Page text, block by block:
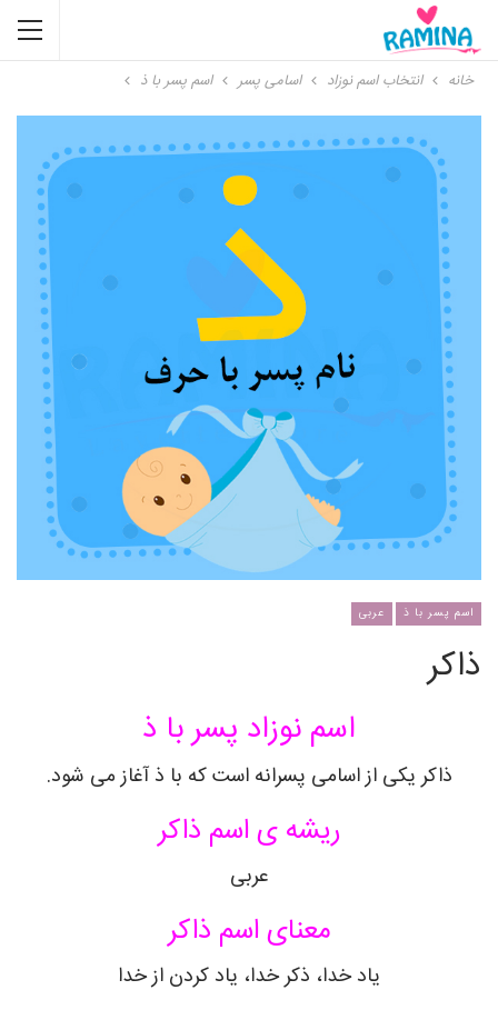
خانه انتخاب اسم نوزاد اسامی پسر اسم پسر با ذ
اسم پسر با ذ عربی
ذاکر
اسم نوزاد پسر با ذ
ذاکر یکی از اسامی پسرانه است که با ذ آغاز می شود.
ریشه ی اسم ذاکر
عربی
معنای اسم ذاکر
یاد خدا، ذکر خدا، یاد کردن از خدا